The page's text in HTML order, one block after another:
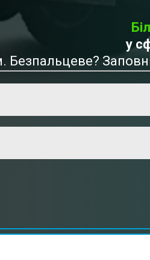
у
Безпальцеве?